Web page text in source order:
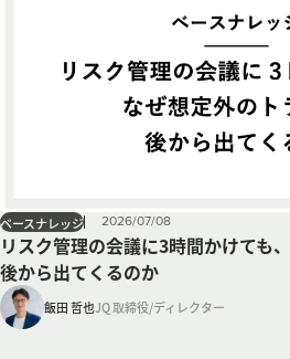
リスク管理の会議に3時間かけても
後から出てくるのか
ベースナレッジ 2026/07/08
飯田 哲也JQ 取締役/ディレクター